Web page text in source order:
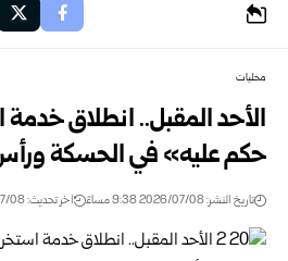
محليات
الأحد المقبل.. انطلاق خدمة
حكم عليه» في الحسكة
تاريخ النشر: 2026/07/08 9:38 مساءً اخر تحديث: 2026/07/08 9:38 مساءً